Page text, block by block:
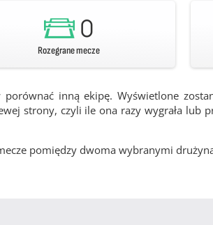
0
Rozegrane mecze
inną ekipę. Wyświetlone
strony, czyli ile ona razy wygrała lub
pomiędzy dwoma wybranymi